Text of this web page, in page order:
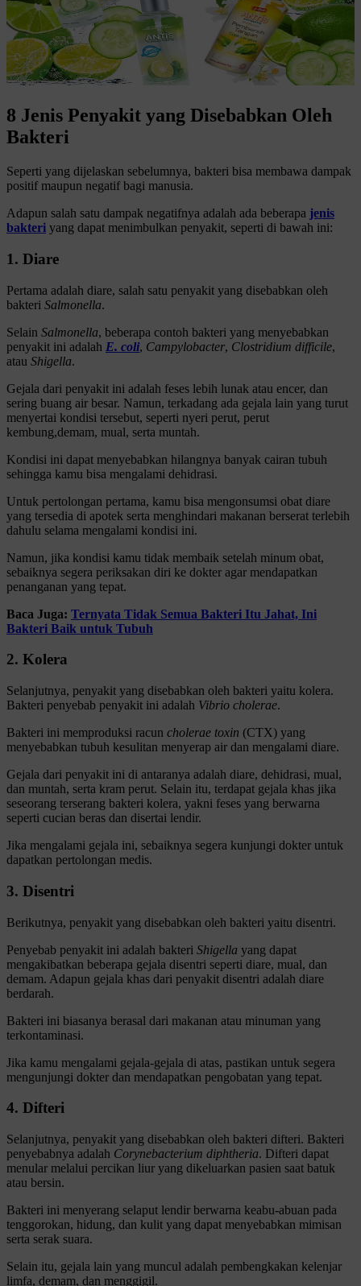
8 Jenis Penyakit yang Disebabkan Oleh
Bakteri
Seperti yang dijelaskan sebelumnya, bakteri bisa membawa dampak
positif maupun negatif bagi manusia.
Adapun salah satu dampak negatifnya adalah ada beberapa jenis
bakteri yang dapat menimbulkan penyakit, seperti di bawah ini:
1. Diare
Pertama adalah diare, salah satu penyakit yang disebabkan oleh
bakteri Salmonella.
Selain Salmonella, beberapa contoh bakteri yang menyebabkan
penyakit ini adalah E. coli, Campylobacter, Clostridium difficile,
atau Shigella.
Gejala dari penyakit ini adalah feses lebih lunak atau encer, dan
sering buang air besar. Namun, terkadang ada gejala lain yang turut
menyertai kondisi tersebut, seperti nyeri perut, perut
kembung,demam, mual, serta muntah.
Kondisi ini dapat menyebabkan hilangnya banyak cairan tubuh
sehingga kamu bisa mengalami dehidrasi.
Untuk pertolongan pertama, kamu bisa mengonsumsi obat diare
yang tersedia di apotek serta menghindari makanan berserat terlebih
dahulu selama mengalami kondisi ini.
Namun, jika kondisi kamu tidak membaik setelah minum obat,
sebaiknya segera periksakan diri ke dokter agar mendapatkan
penanganan yang tepat.
Baca Juga: Ternyata Tidak Semua Bakteri Itu Jahat, Ini
Bakteri Baik untuk Tubuh
2. Kolera
Selanjutnya, penyakit yang disebabkan oleh bakteri yaitu kolera.
Bakteri penyebab penyakit ini adalah Vibrio cholerae.
Bakteri ini memproduksi racun cholerae toxin (CTX) yang
menyebabkan tubuh kesulitan menyerap air dan mengalami diare.
Gejala dari penyakit ini di antaranya adalah diare, dehidrasi, mual,
dan muntah, serta kram perut. Selain itu, terdapat gejala khas jika
seseorang terserang bakteri kolera, yakni feses yang berwarna
seperti cucian beras dan disertai lendir.
Jika mengalami gejala ini, sebaiknya segera kunjungi dokter untuk
dapatkan pertolongan medis.
3. Disentri
Berikutnya, penyakit yang disebabkan oleh bakteri yaitu disentri.
Penyebab penyakit ini adalah bakteri Shigella yang dapat
mengakibatkan beberapa gejala disentri seperti diare, mual, dan
demam. Adapun gejala khas dari penyakit disentri adalah diare
berdarah.
Bakteri ini biasanya berasal dari makanan atau minuman yang
terkontaminasi.
Jika kamu mengalami gejala-gejala di atas, pastikan untuk segera
mengunjungi dokter dan mendapatkan pengobatan yang tepat.
4. Difteri
Selanjutnya, penyakit yang disebabkan oleh bakteri difteri. Bakteri
penyebabnya adalah Corynebacterium diphtheria. Difteri dapat
menular melalui percikan liur yang dikeluarkan pasien saat batuk
atau bersin.
Bakteri ini menyerang selaput lendir berwarna keabu-abuan pada
tenggorokan, hidung, dan kulit yang dapat menyebabkan mimisan
serta serak suara.
Selain itu, gejala lain yang muncul adalah pembengkakan kelenjar
limfa, demam, dan menggigil.